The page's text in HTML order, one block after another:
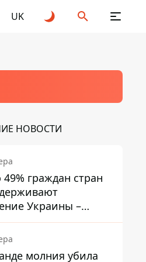
UK
НОВОСТИ
49% граждан стран
Украины –
опроса
молния убила